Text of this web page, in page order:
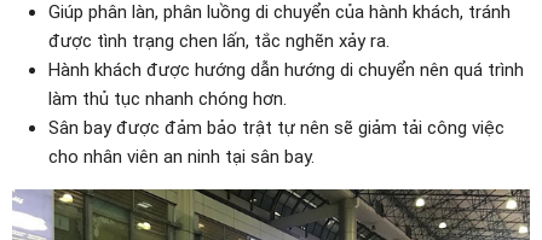
Giúp phân làn, phân luồng di chuyển của hành khách, tránh
được tình trạng chen lấn, tắc nghẽn xảy ra.
Hành khách được hướng dẫn hướng di chuyển nên quá trình
làm thủ tục nhanh chóng hơn.
Sân bay được đảm bảo trật tự nên sẽ giảm tải công việc
cho nhân viên an ninh tại sân bay.